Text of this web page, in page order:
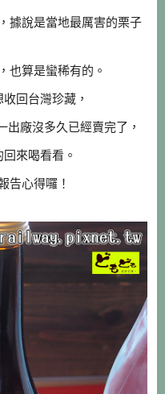
據說是當地最厲害的栗子
也算是蠻稀有的。
回台灣珍藏，
出廠沒多久已經賣完了，
來喝看看。
告心得囉！